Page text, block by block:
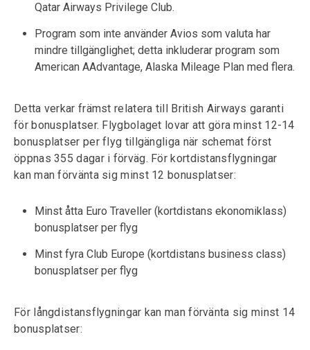
Qatar Airways Privilege Club.
Program som inte använder Avios som valuta har
mindre tillgänglighet; detta inkluderar program som
American AAdvantage, Alaska Mileage Plan med flera.
Detta verkar främst relatera till British Airways garanti
för bonusplatser. Flygbolaget lovar att göra minst 12-14
bonusplatser per flyg tillgängliga när schemat först
öppnas 355 dagar i förväg. För kortdistansflygningar
kan man förvänta sig minst 12 bonusplatser:
Minst åtta Euro Traveller (kortdistans ekonomiklass)
bonusplatser per flyg
Minst fyra Club Europe (kortdistans business class)
bonusplatser per flyg
För långdistansflygningar kan man förvänta sig minst 14
bonusplatser: